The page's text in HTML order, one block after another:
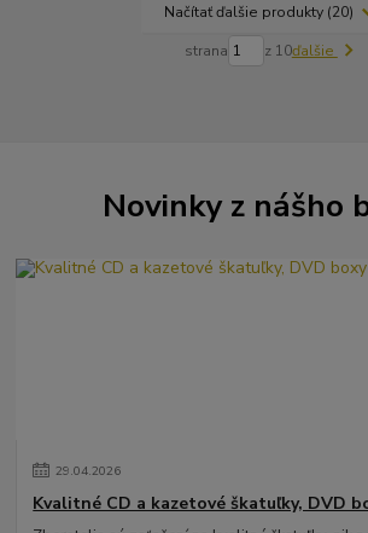
Načítať ďalšie produkty (20)
strana z 10ďalšie
Novinky z nášho
29.04.2026
Kvalitné CD a kazetové škatuľky, DVD